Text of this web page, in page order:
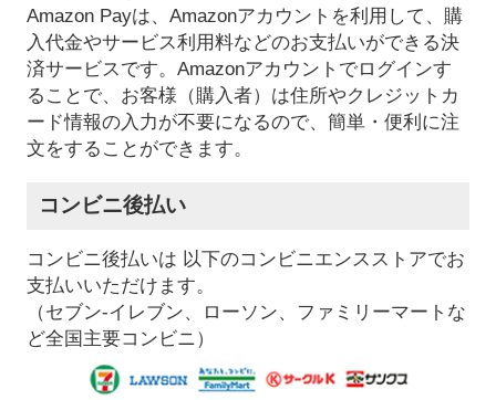
Amazon Payは、Amazonアカウントを利用して、購
入代金やサービス利用料などのお支払いができる決
済サービスです。Amazonアカウントでログインす
ることで、お客様（購入者）は住所やクレジットカ
ード情報の入力が不要になるので、簡単・便利に注
文をすることができます。
コンビニ後払い
コンビニ後払いは 以下のコンビニエンスストアでお
支払いいただけます。
（セブン-イレブン、ローソン、ファミリーマートな
ど全国主要コンビニ）